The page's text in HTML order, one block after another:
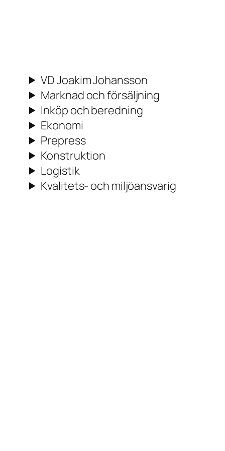
VD Joakim Johansson
Marknad och försäljning
Inköp och beredning
Ekonomi
Prepress
Konstruktion
Logistik
Kvalitets- och miljöansvarig